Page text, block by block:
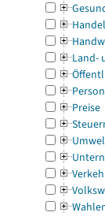
Land-
Preise